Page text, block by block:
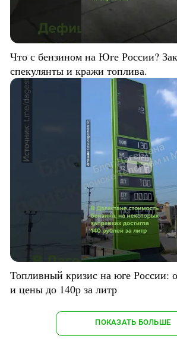
Что с бензином на Юге России?
спекулянты и кражи топлива.
Топливный кризис на юге России:
и цены до 140р за литр
ПОКАЗАТЬ БОЛЬШЕ